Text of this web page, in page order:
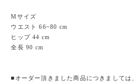
Mサイズ
ウエスト 66~80 cm
ヒップ 44 cm
全長 90 cm
■オーダー頂きました商品につきましては、